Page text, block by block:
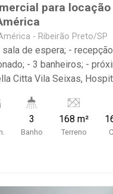
para
- Ribeirão Preto/SP
de espera; -
- 3 banheiros; -
Citta Vila Seixas,
3
Banho
168 m²
Terreno